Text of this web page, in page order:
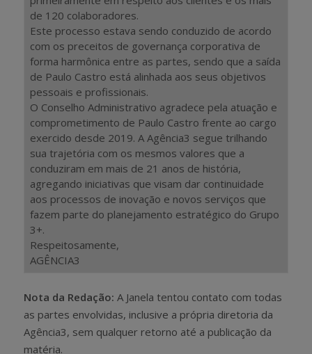
de 120 colaboradores.
Este processo estava sendo conduzido de acordo
com os preceitos de governança corporativa de
forma harmônica entre as partes, sendo que a saída
de Paulo Castro está alinhada aos seus objetivos
pessoais e profissionais.
O Conselho Administrativo agradece pela atuação e
comprometimento de Paulo Castro frente ao cargo
exercido desde 2019. A Agência3 segue trilhando
sua trajetória com os mesmos valores que a
conduziram em mais de 21 anos de história,
agregando iniciativas que visam dar continuidade
aos processos de inovação e novos serviços que
fazem parte do planejamento estratégico do Grupo
3+.
Respeitosamente,
AGÊNCIA3
Nota da Redação: A Janela tentou contato com todas
as partes envolvidas, inclusive a própria diretoria da
Agência3, sem qualquer retorno até a publicação da
matéria.